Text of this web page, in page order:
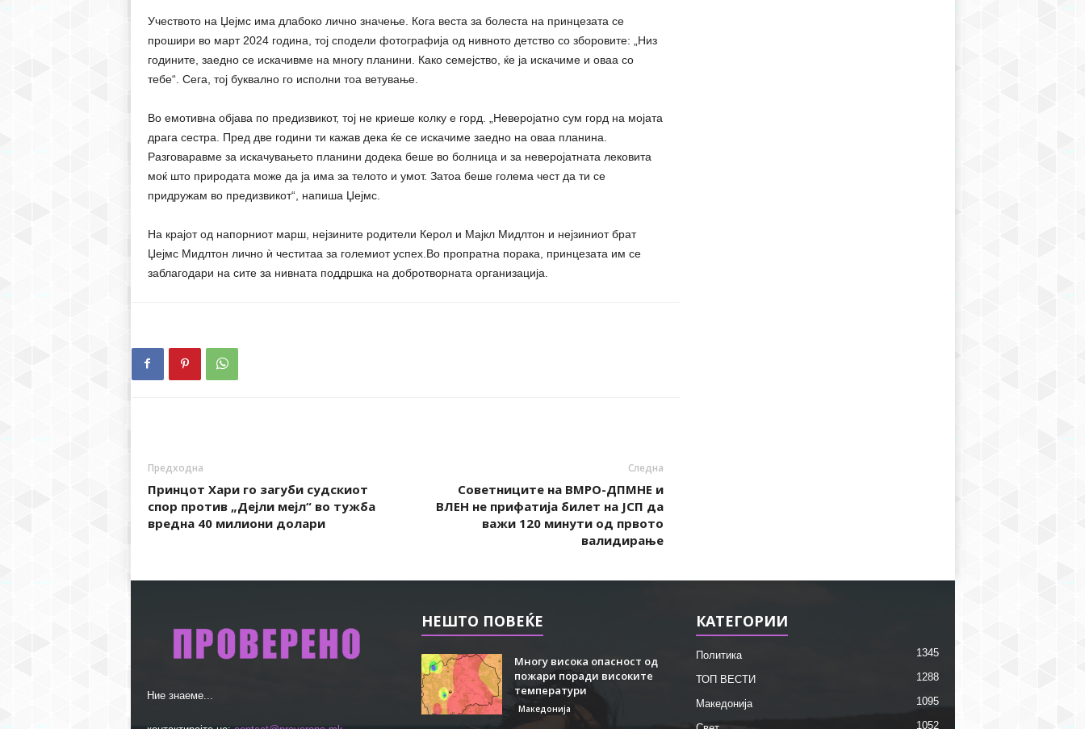
Учеството на Џејмс има длабоко лично значење. Кога веста за болеста на принцезата се
прошири во март 2024 година, тој сподели фотографија од нивното детство со зборовите: „Низ
годините, заедно се искачивме на многу планини. Како семејство, ќе ја искачиме и оваа со
тебе“. Сега, тој буквално го исполни тоа ветување.
Во емотивна објава по предизвикот, тој не криеше колку е горд. „Неверојатно сум горд на мојата
драга сестра. Пред две години ти кажав дека ќе се искачиме заедно на оваа планина.
Разговаравме за искачувањето планини додека беше во болница и за неверојатната лековита
моќ што природата може да ја има за телото и умот. Затоа беше голема чест да ти се
придружам во предизвикот“, напиша Џејмс.
На крајот од напорниот марш, нејзините родители Керол и Мајкл Мидлтон и нејзиниот брат
Џејмс Мидлтон лично ѝ честитаа за големиот успех.Во пропратна порака, принцезата им се
заблагодари на сите за нивната поддршка на добротворната организација.
Предходна
Принцот Хари го загуби судскиот
спор против „Дејли мејл“ во тужба
вредна 40 милиони долари
Следна
Советниците на ВМРО-ДПМНЕ и
ВЛЕН не прифатија билет на ЈСП да
важи 120 минути од првото
валидирање
Ние знаеме...
НЕШТО ПОВЕЌЕ
Многу висока опасност од
пожари поради високите
температури
Македонија
КАТЕГОРИИ
Политика 1345
ТОП ВЕСТИ 1288
Македонија 1095
1052